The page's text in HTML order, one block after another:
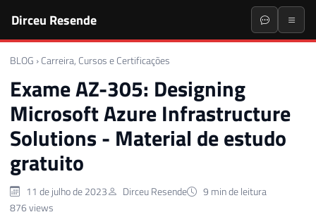
Dirceu Resende
BLOG › Carreira, Cursos e Certificações
Exame AZ-305: Designing
Microsoft Azure Infrastructure
Solutions - Material de estudo
gratuito
11 de julho de 2023 Dirceu Resende
9 min de leitura
876 views